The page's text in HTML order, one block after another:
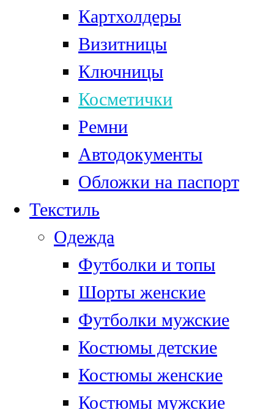
Картхолдеры
Визитницы
Ключницы
Косметички
Ремни
Автодокументы
Обложки на паспорт
Текстиль
Одежда
Футболки и топы
Шорты женские
Футболки мужские
Костюмы детские
Костюмы женские
Костюмы мужские